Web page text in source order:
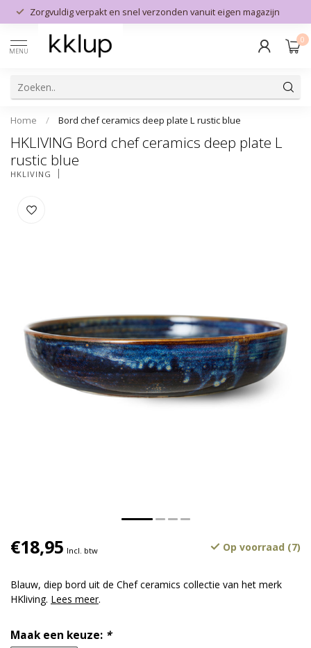
Zorgvuldig verpakt en snel verzonden vanuit eigen magazijn
MENU
0
Home / Bord chef ceramics deep plate L rustic blue
HKLIVING Bord chef ceramics deep plate L
rustic blue
HKLIVING
€18,95 Incl. btw Op voorraad (7)
Blauw, diep bord uit de Chef ceramics collectie van het merk
HKliving. Lees meer.
Maak een keuze: *